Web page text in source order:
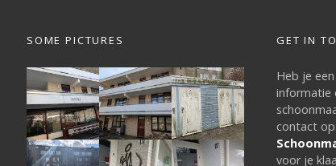
SOME PICTURES GET IN
Heb je
informatie
contact
voor je